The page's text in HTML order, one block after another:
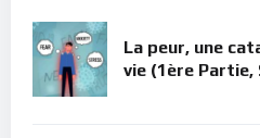
La peur, une
vie (1ère Partie,